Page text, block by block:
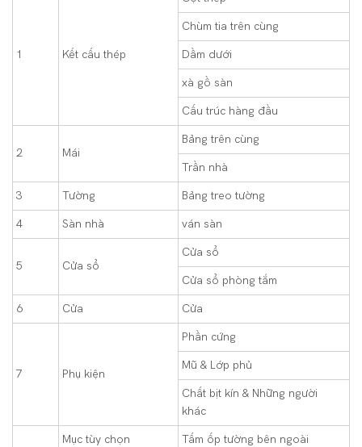
1 Kết cấu thép
Chùm tia trên cùng
Dầm dưới
xà gồ sàn
Cấu trúc hàng đầu
2 Mái
Bảng trên cùng
Trần nhà
3 Tường Bảng treo tường
4 Sàn nhà ván sàn
5 Cửa sổ
Cửa sổ
Cửa sổ phòng tắm
6 Cửa Cửa
7 Phụ kiện
Phần cứng
Mũ & Lớp phủ
Chất bịt kín & Những người
khác
Mục tùy chọn Tấm ốp tường bên ngoài